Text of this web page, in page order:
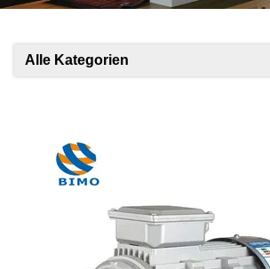
Alle Kategorien